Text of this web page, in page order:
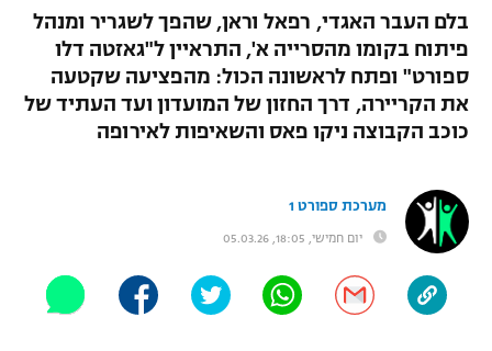
לוח שידורים
ברחבה
"מעל הליגה" – פודקאסט
"מחצית בשכונה" – פודקאסט
הפועל חיפה
הפועל באר שבע
מכבי נתניה
בני יהודה
ליגה טורקית
ליגה סינית
ליגה ברזילאית
ג'ודו
אגרוף
ספורט אולימפי
היאבקות WWE
אופניים
בלם העבר האגדי, רפאל וראן, שהפך לשגריר ומנהל
פיתוח בקומו מהסרייה א', התראיין ל"גאזטה דלו
ספורט" ופתח לראשונה הכול: מהפציעה שקטעה
את הקריירה, דרך החזון של המועדון ועד העתיד של
כוכב הקבוצה ניקו פאס והשאיפות לאירופה
מערכת ספורט 1
יום חמישי, 18:05, 05.03.26